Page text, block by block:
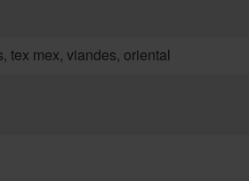
tex mex, viandes, oriental